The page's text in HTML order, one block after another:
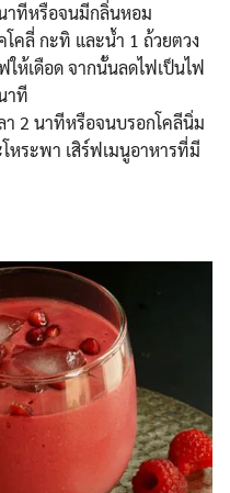
าทีหรือจนมีกลิ่นหอม
คลี่ กะทิ และน้ำ 1 ถ้วยตวง
ให้เดือด จากนั้นลดไฟเป็นไฟ
าที
า 2 นาทีหรือจนบรอกโคลีนิ่ม
หระพา เสิร์ฟเมนูอาหารที่มี